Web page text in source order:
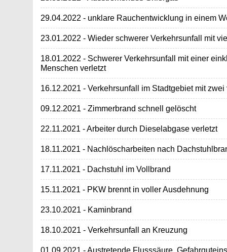
29.04.2022 - unklare Rauchentwicklung in einem
23.01.2022 - Wieder schwerer Verkehrsunfall mit
18.01.2022 - Schwerer Verkehrsunfall mit einer
Menschen verletzt
16.12.2021 - Verkehrsunfall im Stadtgebiet mit
09.12.2021 - Zimmerbrand schnell gelöscht
22.11.2021 - Arbeiter durch Dieselabgase verletzt
18.11.2021 - Nachlöscharbeiten nach
17.11.2021 - Dachstuhl im Vollbrand
15.11.2021 - PKW brennt in voller Ausdehnung
23.10.2021 - Kaminbrand
18.10.2021 - Verkehrsunfall an Kreuzung
01.09.2021 - Austretende Flusssäure,